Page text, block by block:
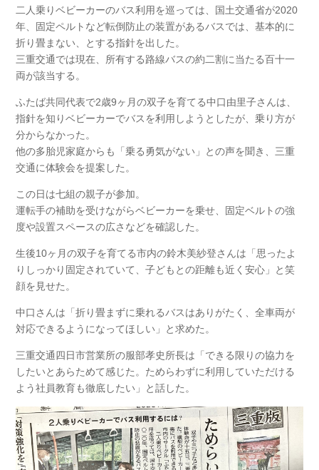
二人乗りベビーカーのバス利用を巡っては、国土交通省が2020
年、固定ペルトなど転倒防止の装置があるバスでは、基本的に
折り畳まない、とする指針を出した。
三重交通では現在、所有する路線バスの約二割に当たる百十一
両が該当する。
ふたば共同代表で2歳9ヶ月の双子を育てる中口由里子さんは、
指針を知りベビーカーでバスを利用しようとしたが、乗り方が
分からなかった。
他の多胎児家庭からも「乗る勇気がない」との声を聞き、三重
交通に体験会を提案した。
この日は七組の親子が参加。
運転手の補助を受けながらベビーカーを乗せ、固定ベルトの強
度や設置スペースの広さなどを確認した。
生後10ヶ月の双子を育てる市内の鈴木美紗登さんは「思ったよ
りしっかり固定されていて、子どもとの距離も近く安心」と笑
顔を見せた。
中口さんは「折り畳まずに乗れるバスはありがたく、全車両が
対応できるようになってほしい」と求めた。
三重交通四日市営業所の服部孝史所長は「できる限りの協力を
したいとあらためて感じた。ためらわずに利用していただける
よう社員教育も徹底したい」と話した。